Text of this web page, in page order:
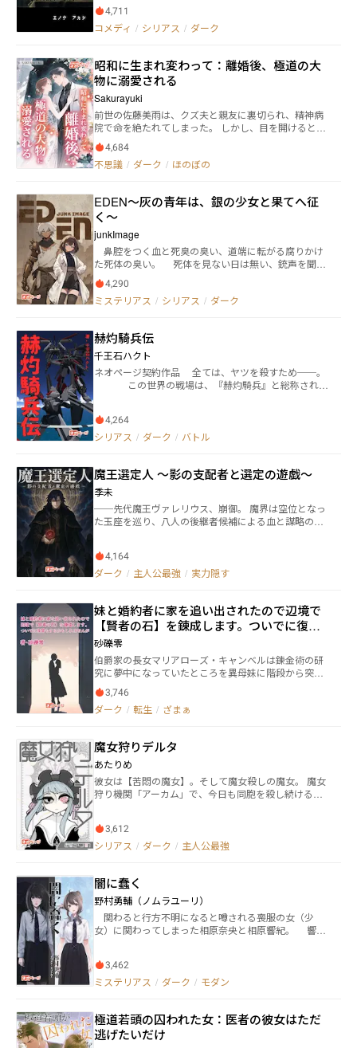
った悪魔が復讐する物語。悪魔となった男が人間に戻
ろうとする物語……。
い続けるAI男、手だけしか姿を見せないヒキコモリエ
ンジニア…… 死体を探して欲しいと依頼をした『僕』
スして、死体を探し出す探偵・無花果と『僕』のドタ
バタミステリ中編集！ そして、ひとの『死』でしか自
己表現ができない孤独な天才から生まれる『作品』
と、それに共鳴するものたち…… 死臭にまみれたユニ
ークなメンバー、Grave Dancers(他人の死で得をする
ものたち)の、これはヒューマンドラマである！ あと、
最低コメディ要素もあり！ どこから読んでも面白い！
最初から読むとなお面白い！！ 累計5.3万PV突破！！
毎日23:23更新、お楽しみに！ 面白かったら評価コメ
4,711
コメディ / シリアス / ダーク
昭和に生まれ変わって：離婚後、極道の大
物に溺愛される
Sakurayuki
前世の佐藤美雨は、クズ夫と親友に裏切られ、精神病
院で命を絶たれてしまった。 しかし、目を開けると、
彼女は悲劇が起こる前の時代に戻っていた！ 今回は躊
躇せずに離婚し、わずかな慰謝料を手に街の弁当屋か
らスタート。絶対に人生を大逆転させると誓った。 だ
彼女を心の中で大切にし、羽のように守ってくれる。
4,684
不思議 / ダーク / ほのぼの
EDEN〜灰の青年は、銀の少女と果てへ征
く〜
junkImage
鼻腔をつく血と死臭の臭い、道端に転がる腐りかけ
た死体の臭い。 死体を見ない日は無い、銃声を聞か
ない日は無い、薬を使ってラリっている人間を見ない
日は勿論在る筈が無い。 死を纏った生を享受し、力
なき者は強者に全てを奪われる。そんな事は稚児です
体があったとしても、奇怪な造形を模した野犬や野鳥
が捨てられた赤子を啄ばんでいても、それらは当たり
前の光景だ。驚嘆にすら値しない日常的なもの。 こ
の街は最低最悪で。 この街は誰もが罪を背負って生
きている。 誰もが生きていたいが故に―——罪と罰
バーパンク・ディストピア。 毎週月・水・金・日、
19時更新
4,290
ミステリアス / シリアス / ダーク
赫灼騎兵伝
千王石ハクト
ネオページ契約作品 全ては、ヤツを殺すため──。
この世界の戦場は、『赫灼騎兵』と総称される
新人パイロット大原芽吹もまた、その一人だった。初
陣を終えたばかりの彼の前に、家族を奪った青い機体
これは、憎悪と復讐の物語である。 毎週月水金更新 f
anbox（千王石ハクト fanboxで検索すれば出てきま
す）にて機体の設定資料を公開しています。無料で
す。 https://senousekihakuto.fanbox.cc/
4,264
シリアス / ダーク / バトル
魔王選定人 ～影の支配者と選定の遊戯～
季未
──先代魔王ヴァレリウス、崩御。 魔界は空位となっ
た玉座を巡り、八人の後継者候補による血と謀略の選
まった。 だが、誰も知らない。この残酷な「遊戯」の
盤面を、ただ一人の男が影から支配していることを。
超越者にして、この選定戦を仕組んだ冷酷非情な「選
定人」である。 「さあ、愛しき駒たちよ。せいぜい見
苦しく、されど懸命に踊り狂え。お前たちが演じる滑
稽な茶番こそが、我が永きに渡る虚無の、唯一の慰み
なのだから」 美しくも悍ましい微笑みを浮かべる彼の
手の中で、魔界の未来が歪んでいく。 これは、無垢に
して邪悪な超越者が紡ぐ、魔王誕生の叙事詩。
4,164
ダーク / 主人公最強 / 実力隠す
妹と婚約者に家を追い出されたので辺境で
【賢者の石】を錬成します。ついでに復讐
もするかもしれませんが
砂礫零
伯爵家の長女マリアローズ・キャンベルは錬金術の研
究に夢中になっていたところを異母妹に階段から突き
落とされた。その上に毒を盛られて生死の境を彷徨
う。目覚めたマリアローズを待っていたのは婚約解消
と廃嫡、そしてウン百歳生きているジジイと噂の公爵
辺境に向かい、【賢者の石】を錬成するため夫の公爵
とともに材料を集め始める。一方で異母妹と元婚約者
は、勝手に没落していく。 自滅だけで済むと思った
ら、大間違いですが。 ……そろそろ採取時かしら。 ©️
砂礫零 無断複写・転載を禁止します。 Unauthorized r
止
3,746
ダーク / 転生 / ざまぁ
魔女狩りデルタ
あたりめ
彼女は【苦悶の魔女】。そして魔女殺しの魔女。 魔女
狩り機関「アーカム」で、今日も同胞を殺し続ける。
痛まない彼女。 彼女こそ、最強無敵の魔女、【魔女狩
りデルタ】――！！
3,612
シリアス / ダーク / 主人公最強
闇に蠢く
野村勇輔（ノムラユーリ）
関わると行方不明になると噂される喪服の女（少
女）に関わってしまった相原奈央と相原響紀。 響紀
無断転載等不可
3,462
ミステリアス / ダーク / モダン
極道若頭の囚われた女：医者の彼女はただ
逃げたいだけ